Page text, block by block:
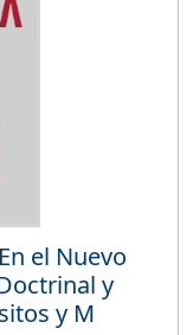
el Nuevo
y
y M